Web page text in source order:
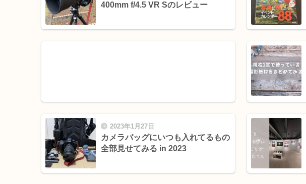
400mm f/4.5 VR Sのレビュー
2023年1月27日
カメラバッグにいつも入れてるもの
全部見せてみる in 2023